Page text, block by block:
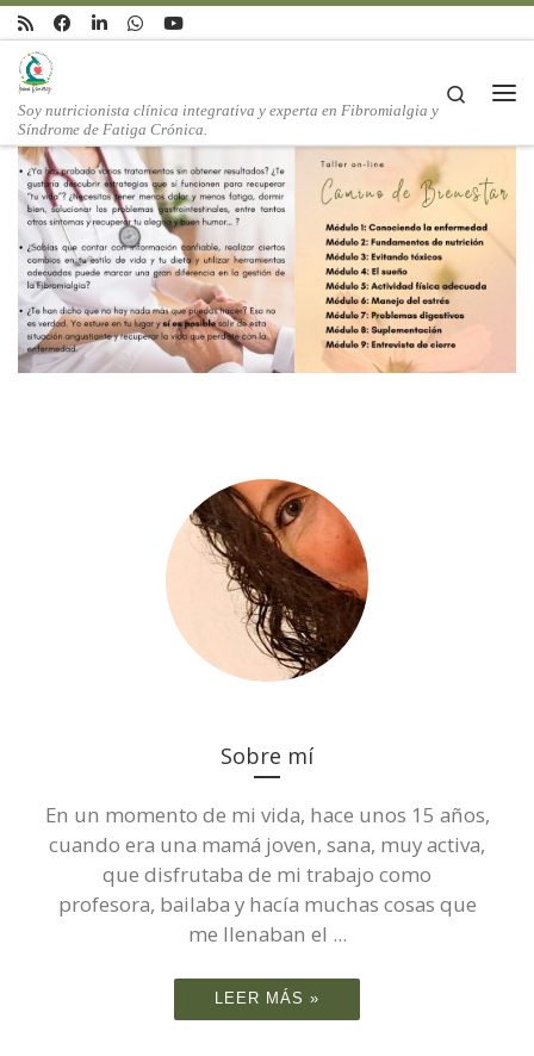
Saltar al contenido
Soy nutricionista clínica integrativa y experta en Fibromialgia y
Síndrome de Fatiga Crónica.
Search
Sobre mí
En un momento de mi vida, hace unos 15 años,
cuando era una mamá joven, sana, muy activa,
que disfrutaba de mi trabajo como
profesora, bailaba y hacía muchas cosas que
me llenaban el ...
LEER MÁS »